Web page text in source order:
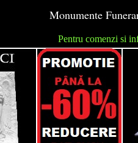
Monumente
Pentru comenzi si